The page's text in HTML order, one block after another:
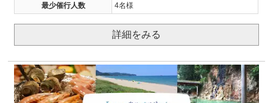
最少催行人数
4名様
詳細をみる